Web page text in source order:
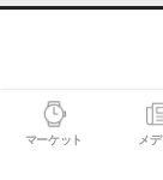
マーケット メ